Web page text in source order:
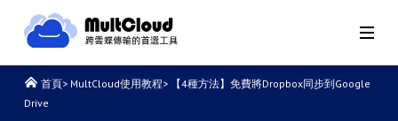
首頁> MultCloud使用教程>
【4種方法】免費將Dropbox同步到Google
Drive